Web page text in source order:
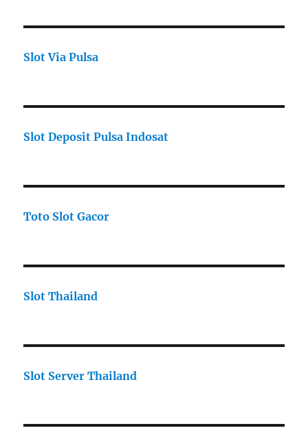
Slot Via Pulsa
Slot Deposit Pulsa Indosat
Toto Slot Gacor
Slot Thailand
Slot Server Thailand